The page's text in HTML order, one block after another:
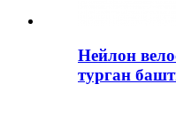
Нейлон
турган